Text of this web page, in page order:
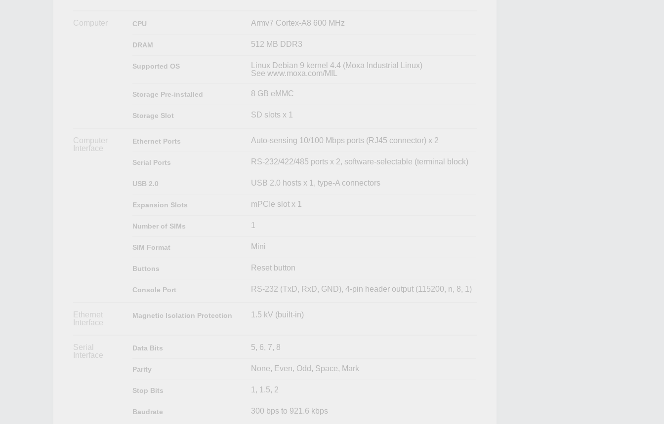
Computer CPU Armv7 Cortex-A8 600 MHz
DRAM 512 MB DDR3
Supported OS
Linux Debian 9 kernel 4.4 (Moxa Industrial Linux)
See www.moxa.com/MIL
Storage Pre-installed 8 GB eMMC
Storage Slot SD slots x 1
Computer
Interface
Ethernet Ports Auto-sensing 10/100 Mbps ports (RJ45 connector) x 2
Serial Ports RS-232/422/485 ports x 2, software-selectable (terminal block)
USB 2.0 USB 2.0 hosts x 1, type-A connectors
Expansion Slots mPCIe slot x 1
Number of SIMs 1
SIM Format Mini
Buttons Reset button
Console Port RS-232 (TxD, RxD, GND), 4-pin header output (115200, n, 8, 1)
Ethernet
Interface
Magnetic Isolation Protection 1.5 kV (built-in)
Serial
Interface
Data Bits 5, 6, 7, 8
Parity None, Even, Odd, Space, Mark
Stop Bits 1, 1.5, 2
Baudrate 300 bps to 921.6 kbps